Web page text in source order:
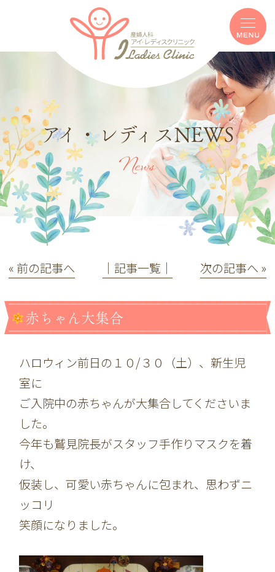
アイ・レディスNEWS
News
« 前の記事へ │記事一覧│ 次の記事へ »
赤ちゃん大集合
ハロウィン前日の１０/３０（土）、新生児
室に
ご入院中の赤ちゃんが大集合してくださいま
した。
今年も鷲見院長がスタッフ手作りマスクを着
け、
仮装し、可愛い赤ちゃんに包まれ、思わずニ
ッコリ
笑顔になりました。